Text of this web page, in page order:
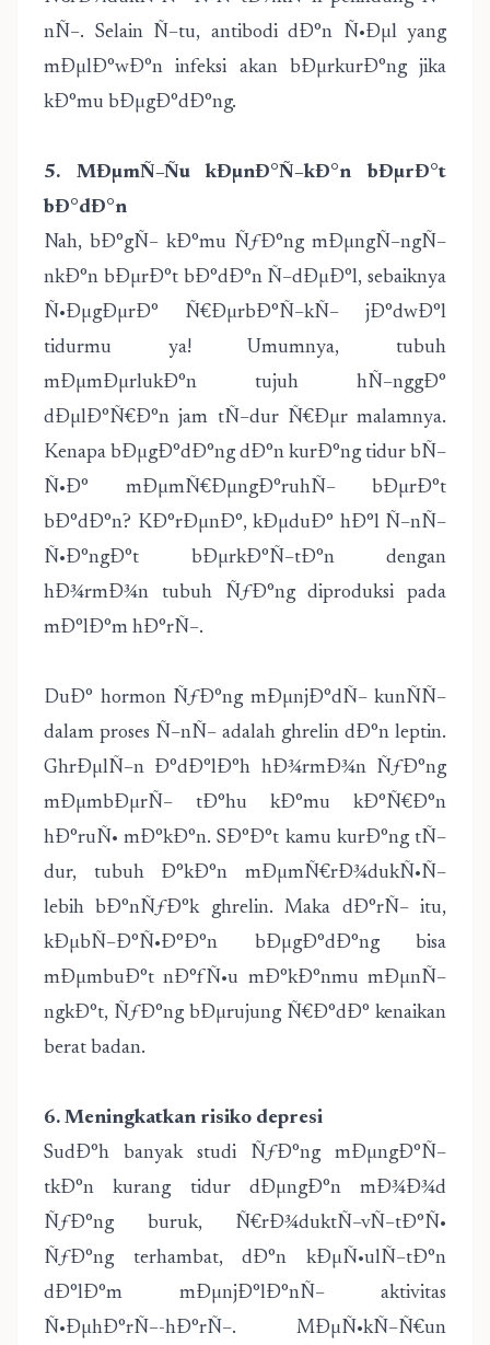
nÑ–. Selain Ñ–tu, antibodi dÐ°n Ñ•Ðµl yang
mÐµlÐ°wÐ°n infeksi akan bÐµrkurÐ°ng jika
kÐ°mu bÐµgÐ°dÐ°ng.
5. MÐµmÑ–Ñu kÐµnÐ°Ñ–kÐ°n bÐµrÐ°t
bÐ°dÐ°n
Nah, bÐ°gÑ– kÐ°mu ÑƒÐ°ng mÐµngÑ–ngÑ–
nkÐ°n bÐµrÐ°t bÐ°dÐ°n Ñ–dÐµÐ°l, sebaiknya
Ñ•ÐµgÐµrÐ° Ñ€ÐµrbÐ°Ñ–kÑ– jÐ°dwÐ°l
tidurmu ya! Umumnya, tubuh
mÐµmÐµrlukÐ°n tujuh hÑ–nggÐ°
dÐµlÐ°Ñ€Ð°n jam tÑ–dur Ñ€Ðµr malamnya.
Kenapa bÐµgÐ°dÐ°ng dÐ°n kurÐ°ng tidur bÑ–
Ñ•Ð° mÐµmÑ€ÐµngÐ°ruhÑ– bÐµrÐ°t
bÐ°dÐ°n? KÐ°rÐµnÐ°, kÐµduÐ° hÐ°l Ñ–nÑ–
Ñ•Ð°ngÐ°t bÐµrkÐ°Ñ–tÐ°n dengan
hÐ¾rmÐ¾n tubuh ÑƒÐ°ng diproduksi pada
mÐ°lÐ°m hÐ°rÑ–.
DuÐ° hormon ÑƒÐ°ng mÐµnjÐ°dÑ– kunÑÑ–
dalam proses Ñ–nÑ– adalah ghrelin dÐ°n leptin.
GhrÐµlÑ–n Ð°dÐ°lÐ°h hÐ¾rmÐ¾n ÑƒÐ°ng
mÐµmbÐµrÑ– tÐ°hu kÐ°mu kÐ°Ñ€Ð°n
hÐ°ruÑ• mÐ°kÐ°n. SÐ°Ð°t kamu kurÐ°ng tÑ–
dur, tubuh Ð°kÐ°n mÐµmÑ€rÐ¾dukÑ•Ñ–
lebih bÐ°nÑƒÐ°k ghrelin. Maka dÐ°rÑ– itu,
kÐµbÑ–Ð°Ñ•Ð°Ð°n bÐµgÐ°dÐ°ng bisa
mÐµmbuÐ°t nÐ°fÑ•u mÐ°kÐ°nmu mÐµnÑ–
ngkÐ°t, ÑƒÐ°ng bÐµrujung Ñ€Ð°dÐ° kenaikan
berat badan.
6. Meningkatkan risiko depresi
SudÐ°h banyak studi ÑƒÐ°ng mÐµngÐ°Ñ–
tkÐ°n kurang tidur dÐµngÐ°n mÐ¾Ð¾d
ÑƒÐ°ng buruk, Ñ€rÐ¾duktÑ–vÑ–tÐ°Ñ•
ÑƒÐ°ng terhambat, dÐ°n kÐµÑ•ulÑ–tÐ°n
dÐ°lÐ°m mÐµnjÐ°lÐ°nÑ– aktivitas
Ñ•ÐµhÐ°rÑ–-hÐ°rÑ–. MÐµÑ•kÑ–Ñ€un